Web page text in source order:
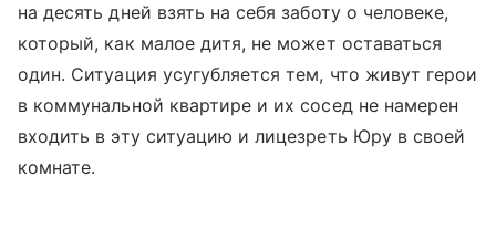
на десять дней взять на себя заботу о человеке,
который, как малое дитя, не может оставаться
один. Ситуация усугубляется тем, что живут герои
в коммунальной квартире и их сосед не намерен
входить в эту ситуацию и лицезреть Юру в своей
комнате.